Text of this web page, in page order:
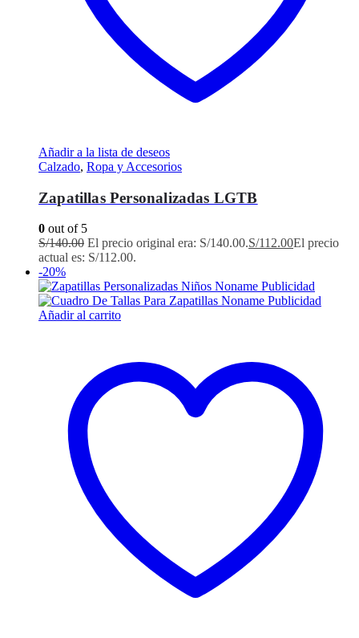
Añadir a la lista de deseos
Calzado, Ropa y Accesorios
Zapatillas Personalizadas LGTB
0 out of 5
S/140.00 El precio original era: S/140.00.S/112.00El precio
actual es: S/112.00.
-20%
Añadir al carrito